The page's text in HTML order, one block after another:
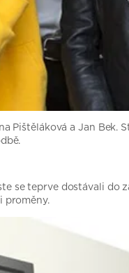
Pištěláková a Jan
se teprve dostávali
proměny.